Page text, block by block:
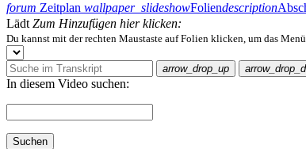
forum Zeitplan wallpaper_slideshowFoliendescription
Lädt Zum Hinzufügen hier klicken:
Du kannst mit der rechten Maustaste auf Folien klicken, um das
arrow_drop_up
In diesem Video suchen:
Suchen